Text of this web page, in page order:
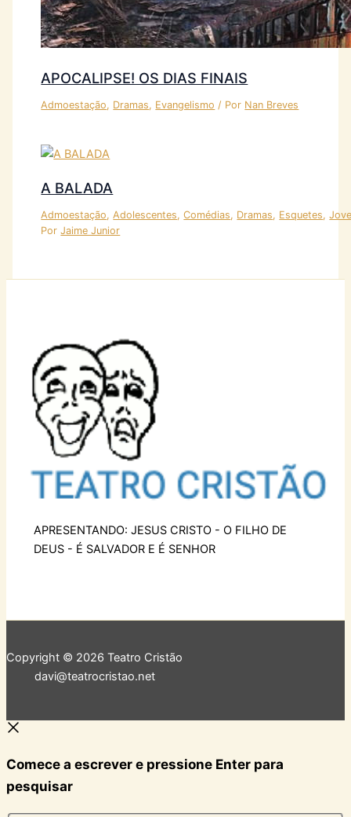
APOCALIPSE! OS DIAS FINAIS
Admoestação, Dramas, Evangelismo / Por Nan Breves
A BALADA
Admoestação,Adolescentes,Comédias, Dramas, Esquetes,
PorJaime Junior
APRESENTANDO: JESUS CRISTO - O FILHO DE
DEUS - É SALVADOR E É SENHOR
Copyright © 2026 Teatro Cristão
davi@teatrocristao.net
Comece a escrever e pressione Enter para
pesquisar